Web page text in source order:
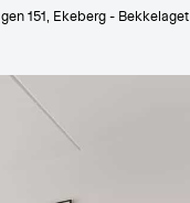
151, Ekeberg - Bekkelaget